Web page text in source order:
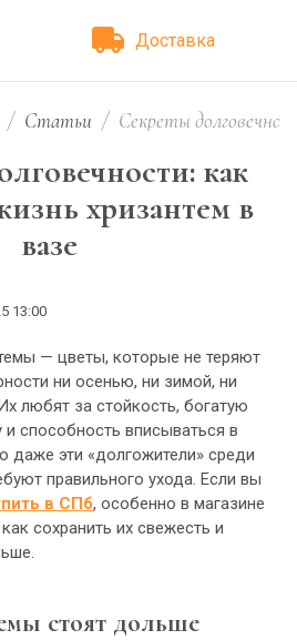
Доставка
/ Статьи / Секреты
как
хризантем в
вазе
13:00
— цветы, которые не теряют
ни осенью, ни зимой, ни
любят за стойкость, богатую
и способность вписываться в
даже эти «долгожители» среди
правильного ухода. Если вы
в СПб, особенно в магазине
сохранить их свежесть и
стоят дольше